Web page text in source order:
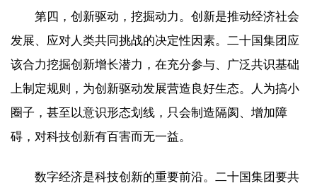
第四，创新驱动，挖掘动力。创新是推动经济社会
发展、应对人类共同挑战的决定性因素。二十国集团应
该合力挖掘创新增长潜力，在充分参与、广泛共识基础
上制定规则，为创新驱动发展营造良好生态。人为搞小
圈子，甚至以意识形态划线，只会制造隔阂、增加障
碍，对科技创新有百害而无一益。
数字经济是科技创新的重要前沿。二十国集团要共